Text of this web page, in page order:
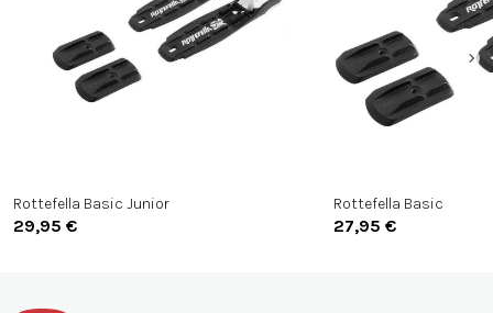
Rottefella Basic Junior
29,95 €
Rottefella Basic
27,95 €